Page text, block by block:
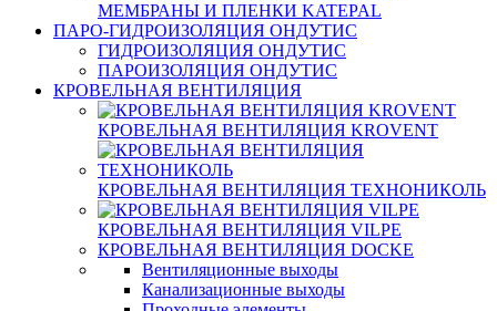
МЕМБРАНЫ И ПЛЕНКИ KATEPAL
ПАРО-ГИДРОИЗОЛЯЦИЯ ОНДУТИС
ГИДРОИЗОЛЯЦИЯ ОНДУТИС
ПАРОИЗОЛЯЦИЯ ОНДУТИС
КРОВЕЛЬНАЯ ВЕНТИЛЯЦИЯ
КРОВЕЛЬНАЯ ВЕНТИЛЯЦИЯ KROVENT
КРОВЕЛЬНАЯ ВЕНТИЛЯЦИЯ ТЕХНОНИКОЛЬ
КРОВЕЛЬНАЯ ВЕНТИЛЯЦИЯ VILPE
КРОВЕЛЬНАЯ ВЕНТИЛЯЦИЯ DOCKE
Вентиляционные выходы
Канализационные выходы